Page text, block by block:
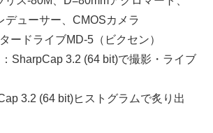
デューサー、CMOSカメラ
ードライブMD-5（ビクセン）
SharpCap 3.2 (64 bit)で撮影・ライブ
3.2 (64 bit)ヒストグラムで炙り出